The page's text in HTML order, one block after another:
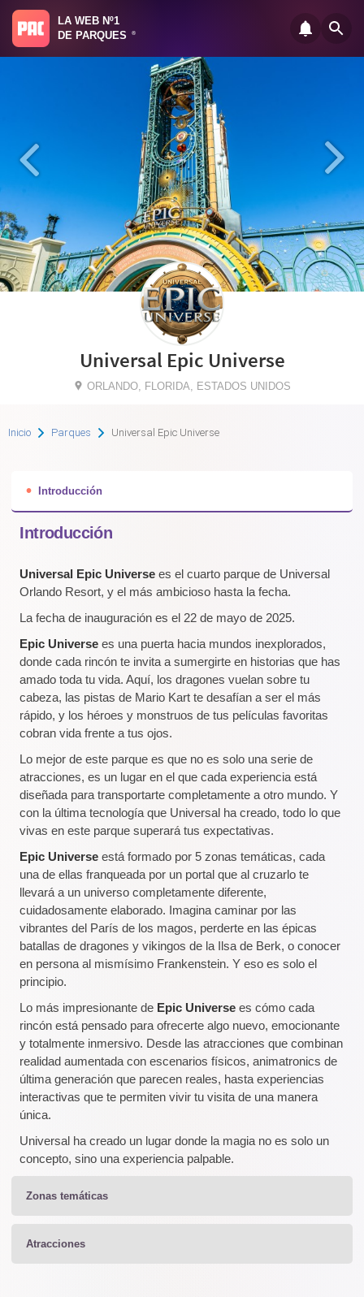
LA WEB Nº1
DE PARQUES
®
Universal Epic Universe
ORLANDO, FLORIDA, ESTADOS UNIDOS
Inicio Parques Universal Epic Universe
Introducción
Introducción
Universal Epic Universe es el cuarto parque de Universal
Orlando Resort, y el más ambicioso hasta la fecha.
La fecha de inauguración es el 22 de mayo de 2025.
Epic Universees una puerta hacia mundos inexplorados,
donde cada rincón te invita a sumergirte en historias que has
amado toda tu vida. Aquí, los dragones vuelan sobre tu
cabeza, las pistas de Mario Kart te desafían a ser el más
rápido, y los héroes y monstruos de tus películas favoritas
cobran vida frente a tus ojos.
Lo mejor de este parque es que no es solo una serie de
atracciones, es un lugar en el que cada experiencia está
diseñada para transportarte completamente a otro mundo. Y
con la última tecnología que Universal ha creado, todo lo que
vivas en este parque superará tus expectativas.
Epic Universe está formado por 5 zonas temáticas, cada
una de ellas franqueada por un portal que al cruzarlo te
llevará a un universo completamente diferente,
cuidadosamente elaborado. Imagina caminar por las
vibrantes del París de los magos, perderte en las épicas
batallas de dragones y vikingos de la Ilsa de Berk, o conocer
en persona al mismísimo Frankenstein. Y eso es solo el
principio.
Lo más impresionante de Epic Universe es cómo cada
rincón está pensado para ofrecerte algo nuevo, emocionante
y totalmente inmersivo. Desde las atracciones que combinan
realidad aumentada con escenarios físicos, animatronics de
última generación que parecen reales, hasta experiencias
interactivas que te permiten vivir tu visita de una manera
única.
Universal ha creado un lugar donde la magia no es solo un
concepto, sino una experiencia palpable.
Zonas temáticas
Atracciones